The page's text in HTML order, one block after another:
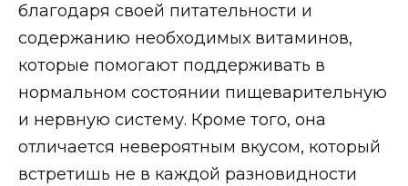
благодаря своей питательности и
содержанию необходимых витаминов,
которые помогают поддерживать в
нормальном состоянии пищеварительную
и нервную систему. Кроме того, она
отличается невероятным вкусом, который
встретишь не в каждой разновидности